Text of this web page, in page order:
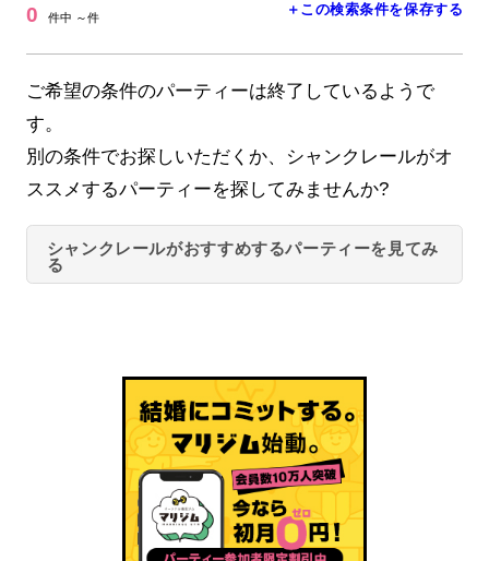
0 件中 ～件 ＋この検索条件を保存する
ご希望の条件のパーティーは終了しているようで
す。
別の条件でお探しいただくか、シャンクレールがオ
ススメするパーティーを探してみませんか?
シャンクレールがおすすめするパーティーを見てみ
る